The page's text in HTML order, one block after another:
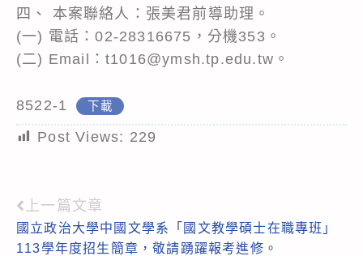
四、 本案聯絡人：張美君前導助理。
(一) 電話：02-28316675，分機353。
(二) Email：t1016@ymsh.tp.edu.tw。
8522-1 下載
Post Views: 229
Read
more
上一篇文章
國立政治大學中國文學系「國文教學碩士在職專班」
113學年度招生簡章，敬請踴躍報考進修。